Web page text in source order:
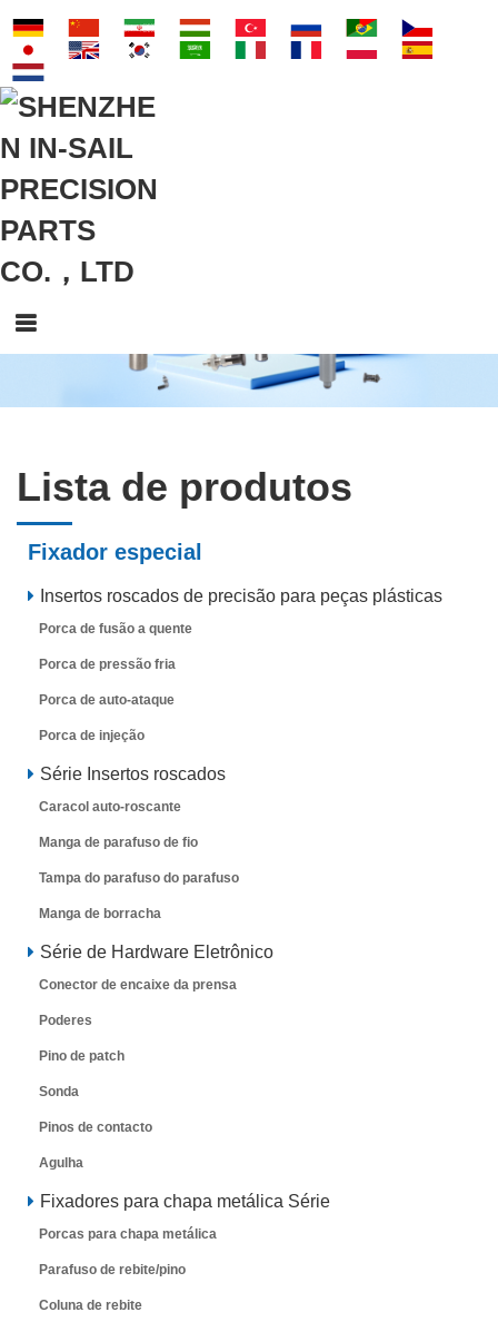
Lista de produtos
Fixador especial
Insertos roscados de precisão para peças plásticas
Porca de fusão a quente
Porca de pressão fria
Porca de auto-ataque
Porca de injeção
Série Insertos roscados
Caracol auto-roscante
Manga de parafuso de fio
Tampa do parafuso do parafuso
Manga de borracha
Série de Hardware Eletrônico
Conector de encaixe da prensa
Poderes
Pino de patch
Sonda
Pinos de contacto
Agulha
Fixadores para chapa metálica Série
Porcas para chapa metálica
Parafuso de rebite/pino
Coluna de rebite